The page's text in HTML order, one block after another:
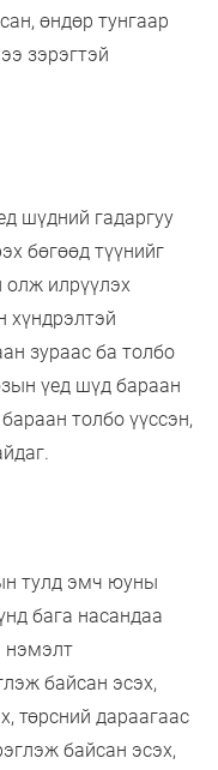
өндөр тунгаар
зэрэгтэй
шүдний гадаргуу
бөгөөд түүнийг
олж илрүүлэх
хүндрэлтэй
зураас ба толбо
үед шүд бараан
толбо үүссэн,
тулд эмч юуны
бага насандаа
нэмэлт
байсан эсэх,
төрсний дараагаас
байсан эсэх,